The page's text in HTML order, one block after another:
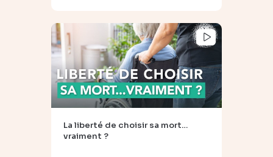
La liberté de choisir sa mort…
vraiment ?